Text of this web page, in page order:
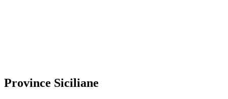
Province Siciliane